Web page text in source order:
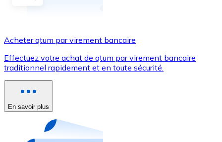
Utilisez les cartes Visa et Mastercard pour acheter
Acheter avec carte
Nouveau
Achetez des cartes-cadeaux de vos marques
Acheter qtum par virement bancaire
Effectuez votre achat de qtum par virement bancaire
traditionnel rapidement et en toute sécurité.
En savoir plus